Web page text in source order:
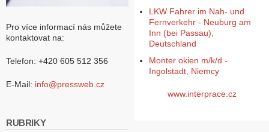
Pro více informací nás můžete
kontaktovat na:
Telefon: +420 605 512 356
E-Mail: info@pressweb.cz
RUBRIKY
LKW Fahrer im Nah- und
Fernverkehr - Neuburg am
Inn (bei Passau),
Deutschland
Monter okien m/k/d -
Ingolstadt, Niemcy
www.interprace.cz